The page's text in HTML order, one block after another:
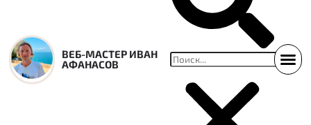
ВЕБ-МАСТЕР ИВАН
АФАНАСОВ